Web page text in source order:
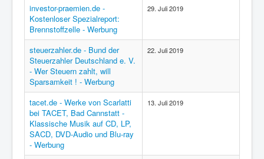
investor-praemien.de -
Kostenloser Spezialreport:
Brennstoffzelle - Werbung
29. Juli 2019
steuerzahler.de - Bund der
Steuerzahler Deutschland e. V.
- Wer Steuern zahlt, will
Sparsamkeit ! - Werbung
22. Juli 2019
tacet.de - Werke von Scarlatti
bei TACET, Bad Cannstatt -
Klassische Musik auf CD, LP,
SACD, DVD-Audio und Blu-ray
- Werbung
13. Juli 2019